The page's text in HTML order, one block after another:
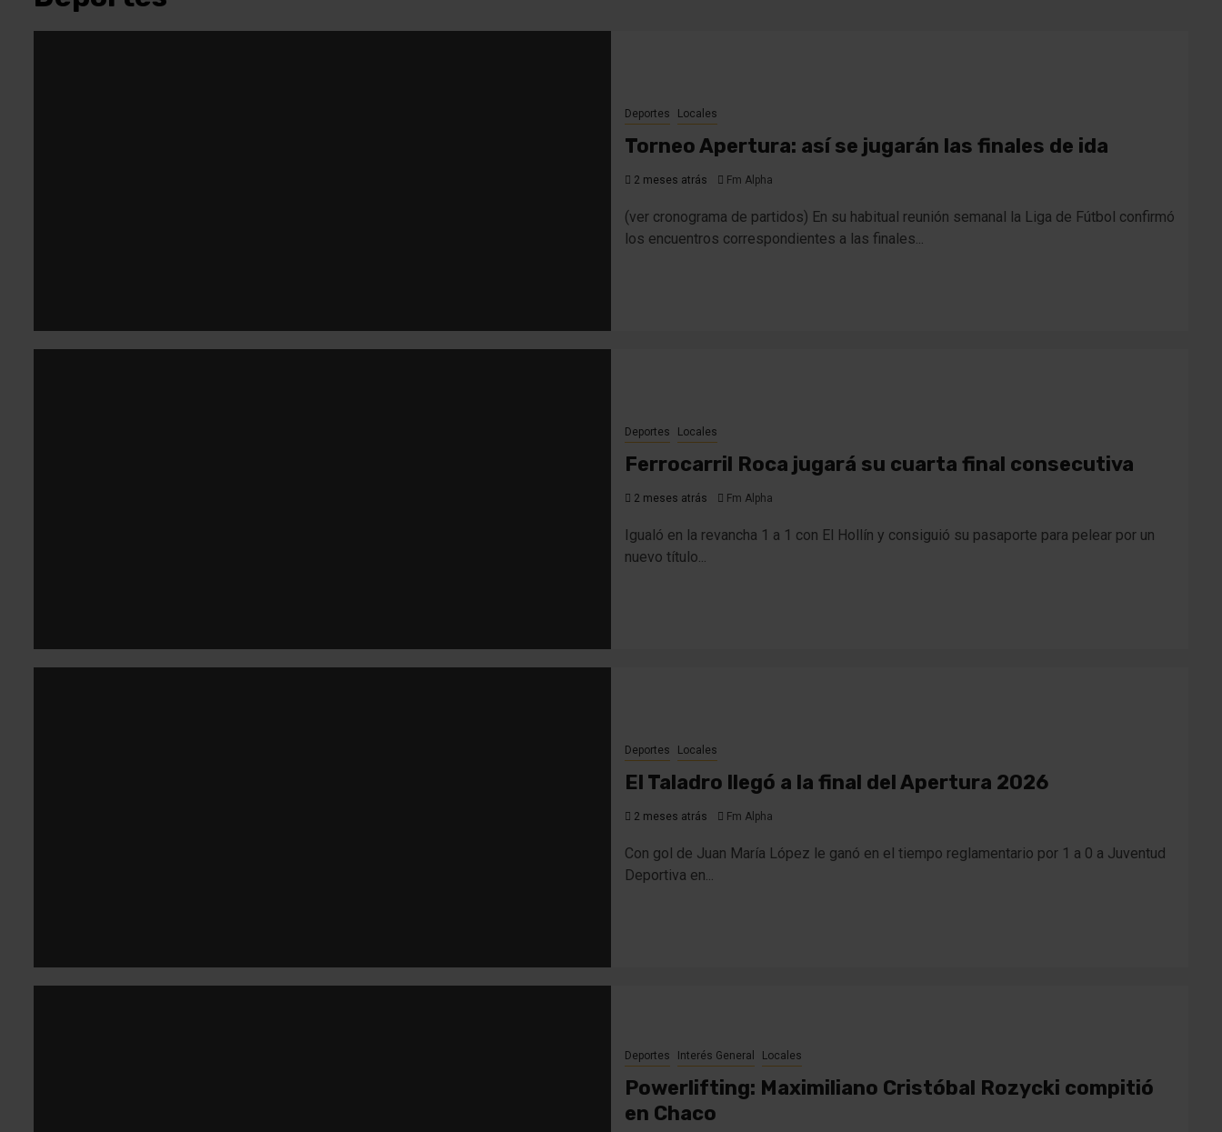
Deportes Locales
Torneo Apertura: así se jugarán las finales de ida
2 meses atrás Fm Alpha
(ver cronograma de partidos) En su habitual reunión semanal la Liga de Fútbol confirmó
los encuentros correspondientes a las finales...
Deportes Locales
Ferrocarril Roca jugará su cuarta final consecutiva
2 meses atrás Fm Alpha
Igualó en la revancha 1 a 1 con El Hollín y consiguió su pasaporte para pelear por un
nuevo título...
Deportes Locales
El Taladro llegó a la final del Apertura 2026
2 meses atrás Fm Alpha
Con gol de Juan María López le ganó en el tiempo reglamentario por 1 a 0 a Juventud
Deportiva en...
Deportes Interés General Locales
Powerlifting: Maximiliano Cristóbal Rozycki compitió
en Chaco